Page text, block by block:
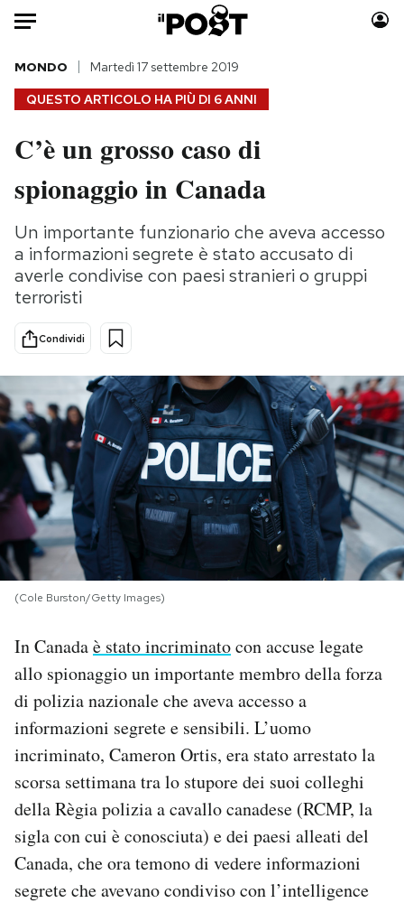
Auto
HOME
Italia
Politica
Tecnologia
Internet
Scienza
Cultura
Economia
Moda
Consumismi
Storie/Idee
Ok Boomer!
Media
PODCAST
NEWSLETTER
I MIEI PREFERITI
CALENDARIO
AREA PERSONALE
Area Personale
Newsletter
Notifiche mobile
Regala il Post
Hai bisogno di aiuto?
Esci
QUESTO ARTICOLO HA PIÙ DI 6 ANNI
MONDO Martedì 17 settembre 2019
C’è un grosso caso di
spionaggio in Canada
Un importante funzionario che aveva accesso
a informazioni segrete è stato accusato di
averle condivise con paesi stranieri o gruppi
terroristi
Condividi
(Cole Burston/Getty Images)
In Canadaè stato incriminatocon accuse legate
allo spionaggio un importante membro della forza
di polizia nazionale che aveva accesso a
informazioni segrete e sensibili. L’uomo
incriminato, Cameron Ortis, era stato arrestato la
scorsa settimana tra lo stupore dei suoi colleghi
della Règia polizia a cavallo canadese (RCMP, la
sigla con cui è conosciuta) e dei paesi alleati del
Canada, che ora temono di vedere informazioni
segrete che avevano condiviso con l’intelligence